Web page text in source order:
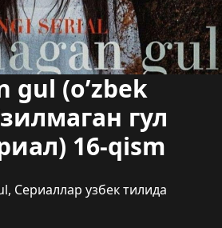
gul (o’zbek
гул
16-qism
, Сериаллар узбек тилида